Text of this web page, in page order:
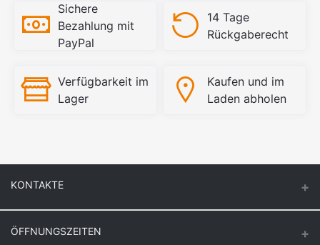
Sichere
Bezahlung mit
PayPal
14 Tage
Rückgaberecht
Verfügbarkeit im
Lager
Kaufen und im
Laden abholen
KONTAKTE
ÖFFNUNGSZEITEN